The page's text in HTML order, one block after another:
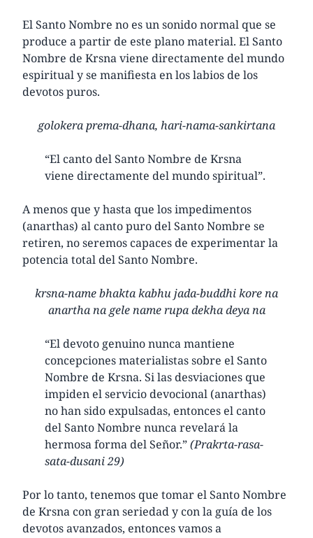
El Santo Nombre no es un sonido normal que se
produce a partir de este plano material. El Santo
Nombre de Krsna viene directamente del mundo
espiritual y se manifiesta en los labios de los
devotos puros.
golokera prema-dhana, hari-nama-sankirtana
“El canto del Santo Nombre de Krsna
viene directamente del mundo spiritual”.
A menos que y hasta que los impedimentos
(anarthas) al canto puro del Santo Nombre se
retiren, no seremos capaces de experimentar la
potencia total del Santo Nombre.
krsna-name bhakta kabhu jada-buddhi kore na
anartha na gele name rupa dekha deya na
“El devoto genuino nunca mantiene
concepciones materialistas sobre el Santo
Nombre de Krsna. Si las desviaciones que
impiden el servicio devocional (anarthas)
no han sido expulsadas, entonces el canto
del Santo Nombre nunca revelará la
hermosa forma del Señor.”(Prakrta-rasa-
sata-dusani 29)
Por lo tanto, tenemos que tomar el Santo Nombre
de Krsna con gran seriedad y con la guía de los
devotos avanzados, entonces vamos a